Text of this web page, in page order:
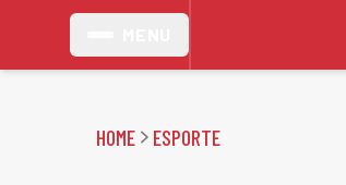
HOME ESPORTE